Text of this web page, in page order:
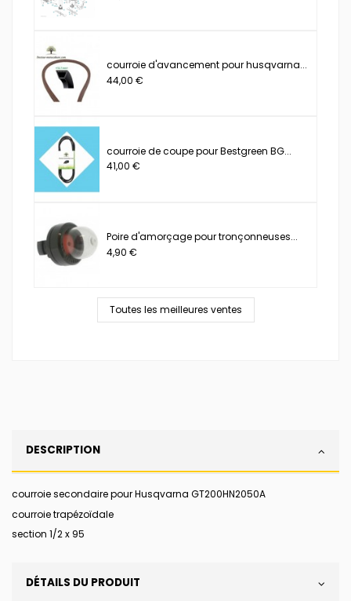
courroie d'avancement pour husqvarna...
44,00 €
courroie de coupe pour Bestgreen BG...
41,00 €
Poire d'amorçage pour tronçonneuses...
4,90 €
Toutes les meilleures ventes
DESCRIPTION
courroie secondaire pour Husqvarna GT200HN2050A
courroie trapézoïdale
section 1/2 x 95
DÉTAILS DU PRODUIT